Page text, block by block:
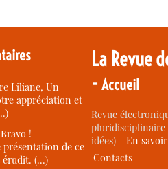
Liliane, Un
appréciation et
Bravo !
présentation de ce
érudit. (…)
La Revue
-Accueil
Revue
idées) -En
Contacts